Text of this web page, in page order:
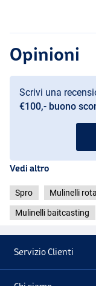
Opinioni
Scrivi una
€100,- buono
Vedi altro
Spro Mulinelli
Mulinelli baitcasting
Servizio Clienti